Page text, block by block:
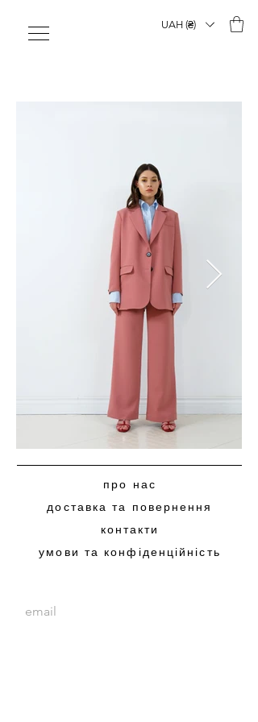
UAH (₴)
про нас
доставка та повернення
контакти
умови та конфіденційність